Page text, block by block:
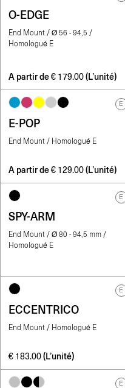
O-EDGE
End Mount / Ø 56 - 94,5 /
Homologué E
A partir de € 179.00 (L’unité)
E
E-POP
End Mount / Homologué E
A partir de € 129.00 (L’unité)
E
SPY-ARM
End Mount / Ø 80 - 94,5 mm /
Homologué E
E
ECCENTRICO
End Mount / Homologué E
€ 183.00 (L’unité)
E